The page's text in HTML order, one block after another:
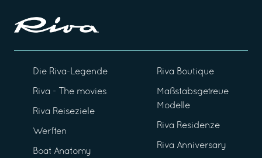
Die Riva-Legende
Riva - The movies
Riva Reiseziele
Werften
Boat Anatomy
Riva Boutique
Maßstabsgetreue
Modelle
Riva Residenze
Riva Anniversary